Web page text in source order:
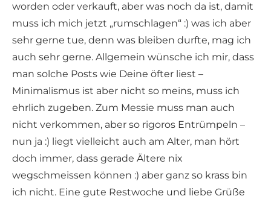
worden oder verkauft, aber was noch da ist, damit
muss ich mich jetzt „rumschlagen“ :) was ich aber
sehr gerne tue, denn was bleiben durfte, mag ich
auch sehr gerne. Allgemein wünsche ich mir, dass
man solche Posts wie Deine öfter liest –
Minimalismus ist aber nicht so meins, muss ich
ehrlich zugeben. Zum Messie muss man auch
nicht verkommen, aber so rigoros Entrümpeln –
nun ja :) liegt vielleicht auch am Alter, man hört
doch immer, dass gerade Ältere nix
wegschmeissen können :) aber ganz so krass bin
ich nicht. Eine gute Restwoche und liebe Grüße